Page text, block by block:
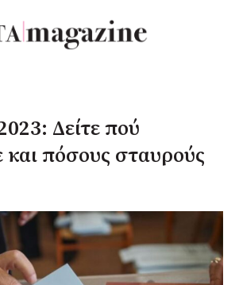
Δείτε πού
και πόσους σταυρούς